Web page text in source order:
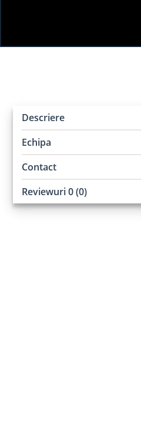
Descriere
Echipa
Contact
Reviewuri 0 (0)